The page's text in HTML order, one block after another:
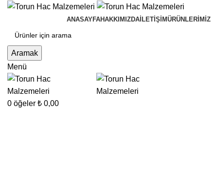
ANASAYFAHAKKIMIZDA İLETIŞIMÜRÜNLERIMIZ
Aramak
Menü
0 öğeler ₺ 0,00